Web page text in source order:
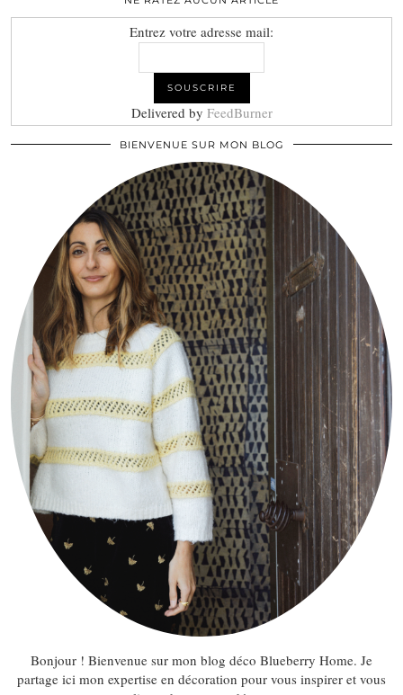
Entrez votre adresse mail:
Delivered by FeedBurner
BIENVENUE SUR MON BLOG
Bonjour ! Bienvenue sur mon blog déco Blueberry Home. Je
partage ici mon expertise en décoration pour vous inspirer et vous